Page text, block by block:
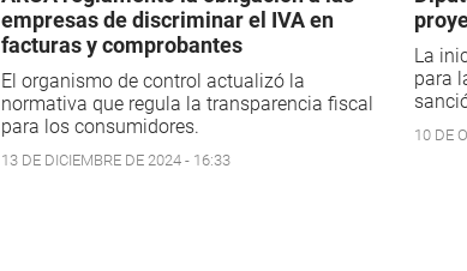
empresas de discriminar el IVA en
facturas y comprobantes
El organismo de control actualizó la
normativa que regula la transparencia fiscal
para los consumidores.
13 DE DICIEMBRE DE 2024 - 16:33
La
para
10 DE